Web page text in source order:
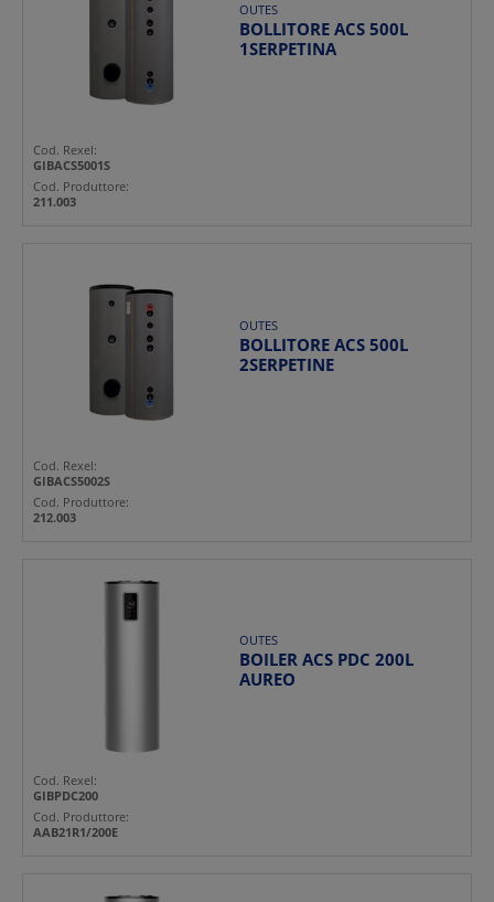
OUTES
BOLLITORE ACS 500L
1SERPETINA
Cod. Rexel:
GIBACS5001S
Cod. Produttore:
211.003
OUTES
BOLLITORE ACS 500L
2SERPETINE
Cod. Rexel:
GIBACS5002S
Cod. Produttore:
212.003
OUTES
BOILER ACS PDC 200L
AUREO
Cod. Rexel:
GIBPDC200
Cod. Produttore:
AAB21R1/200E